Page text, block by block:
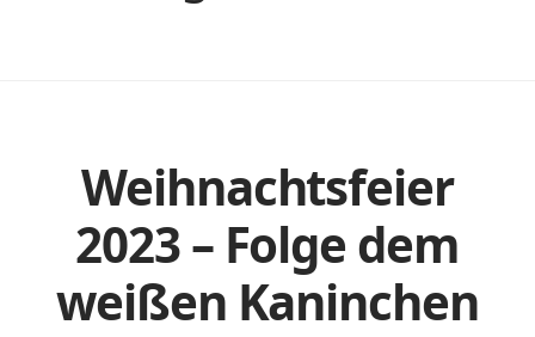
Weihnachtsfeier
2023 – Folge dem
weißen Kaninchen